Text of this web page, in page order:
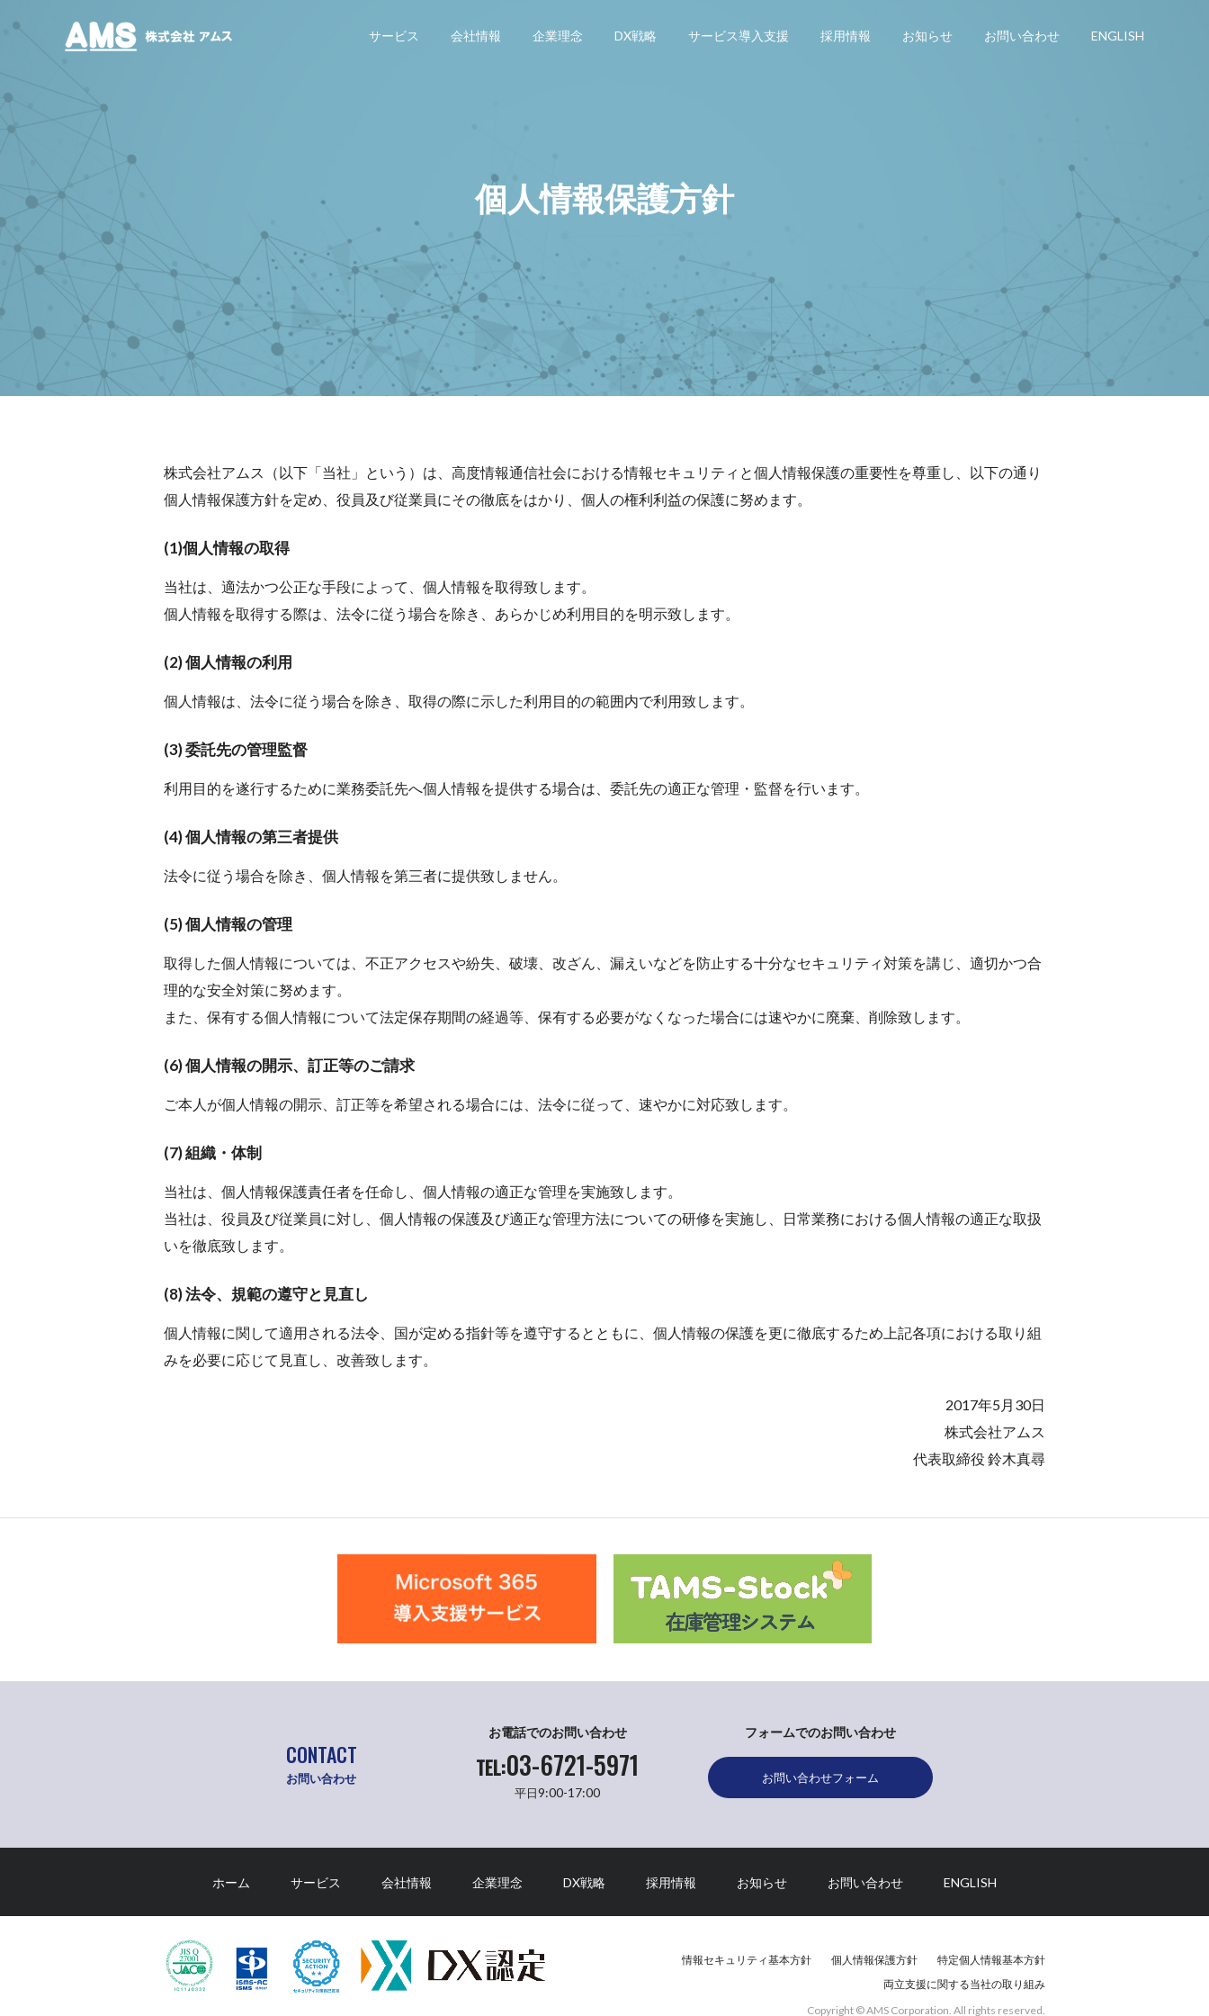
サービス 会社情報 企業理念 DX戦略 サービス導入支援 採用情報 お知らせ お問い合わせ ENGLISH
個人情報保護方針
株式会社アムス（以下「当社」という）は、高度情報通信社会における情報セキュリティと個人情報保護の重要性を尊重し、以下の通り
個人情報保護方針を定め、役員及び従業員にその徹底をはかり、個人の権利利益の保護に努めます。
(1)個人情報の取得
当社は、適法かつ公正な手段によって、個人情報を取得致します。
個人情報を取得する際は、法令に従う場合を除き、あらかじめ利用目的を明示致します。
(2) 個人情報の利用
個人情報は、法令に従う場合を除き、取得の際に示した利用目的の範囲内で利用致します。
(3) 委託先の管理監督
利用目的を遂行するために業務委託先へ個人情報を提供する場合は、委託先の適正な管理・監督を行います。
(4) 個人情報の第三者提供
法令に従う場合を除き、個人情報を第三者に提供致しません。
(5) 個人情報の管理
取得した個人情報については、不正アクセスや紛失、破壊、改ざん、漏えいなどを防止する十分なセキュリティ対策を講じ、適切かつ合
理的な安全対策に努めます。
また、保有する個人情報について法定保存期間の経過等、保有する必要がなくなった場合には速やかに廃棄、削除致します。
(6) 個人情報の開示、訂正等のご請求
ご本人が個人情報の開示、訂正等を希望される場合には、法令に従って、速やかに対応致します。
(7) 組織・体制
当社は、個人情報保護責任者を任命し、個人情報の適正な管理を実施致します。
当社は、役員及び従業員に対し、個人情報の保護及び適正な管理方法についての研修を実施し、日常業務における個人情報の適正な取扱
いを徹底致します。
(8) 法令、規範の遵守と見直し
個人情報に関して適用される法令、国が定める指針等を遵守するとともに、個人情報の保護を更に徹底するため上記各項における取り組
みを必要に応じて見直し、改善致します。
2017年5月30日
株式会社アムス
代表取締役 鈴木真尋
CONTACT
お問い合わせ
お電話でのお問い合わせ
TEL:03-6721-5971
平日9:00-17:00
フォームでのお問い合わせ
お問い合わせフォーム
ホーム サービス 会社情報 企業理念 DX戦略 採用情報 お知らせ お問い合わせ ENGLISH
情報セキュリティ基本方針 個人情報保護方針
特定個人情報基本方針
両立支援に関する当社の取り組み
Copyright © AMS Corporation. All rights reserved.